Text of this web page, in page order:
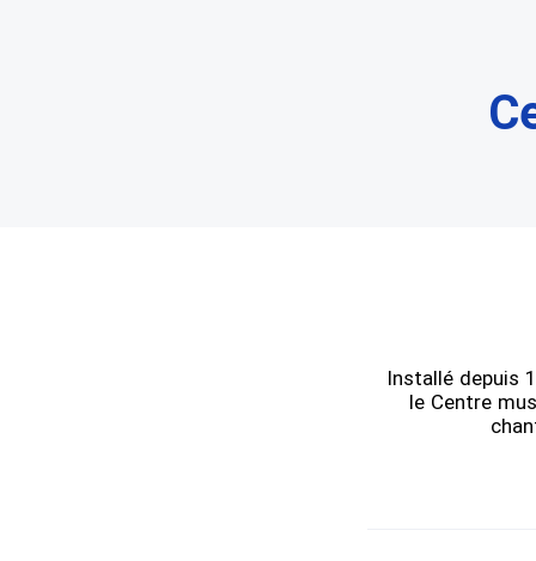
Installé depuis
le Centre